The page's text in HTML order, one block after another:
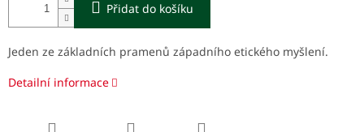
Přidat do košíku
Jeden ze základních pramenů západního etického myšlení.
Detailní informace